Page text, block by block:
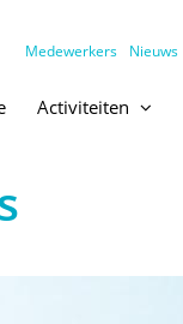
Medewerkers Nieuws
Activiteiten